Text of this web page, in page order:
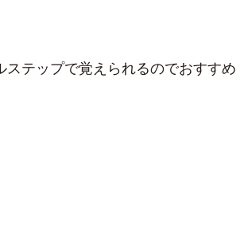
ステップで覚えられるのでおすすめ